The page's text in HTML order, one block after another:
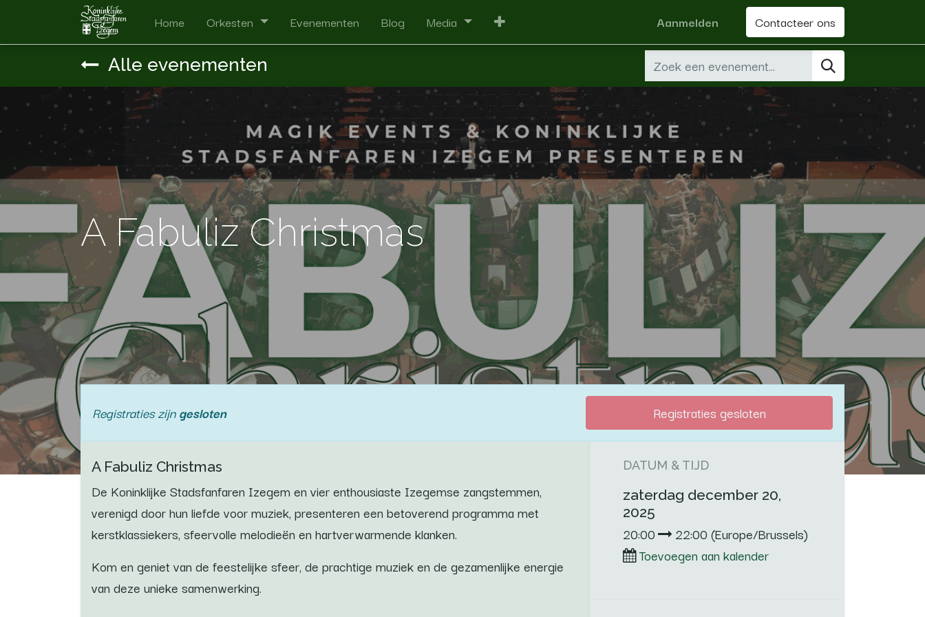
Home Orkesten Evenementen Blog Media Aanmelden Contacteer ons
Alle evenementen
A Fabuliz Christmas
Registraties zijngesloten Registraties gesloten
A Fabuliz Christmas
De Koninklijke Stadsfanfaren Izegem en vier enthousiaste Izegemse zangstemmen,
verenigd door hun liefde voor muziek, presenteren een betoverend programma met
kerstklassiekers, sfeervolle melodieën en hartverwarmende klanken.
Kom en geniet van de feestelijke sfeer, de prachtige muziek en de gezamenlijke energie
van deze unieke samenwerking.
DATUM & TIJD
zaterdag december 20,
2025
20:00 22:00 (Europe/Brussels)
Toevoegen aan kalender